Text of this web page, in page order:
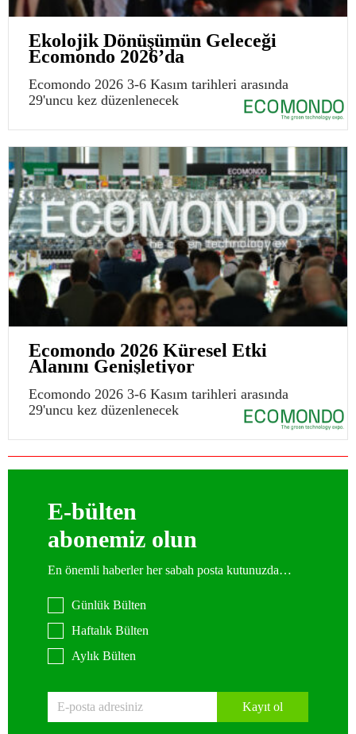
Ekolojik Dönüşümün Geleceği
Ecomondo 2026’da
Ecomondo 2026 3-6 Kasım tarihleri arasında
29'uncu kez düzenlenecek
Ecomondo 2026 Küresel Etki
Alanını Genişletiyor
Ecomondo 2026 3-6 Kasım tarihleri arasında
29'uncu kez düzenlenecek
E-bülten
abonemiz olun
En önemli haberler her sabah posta kutunuzda…
Günlük Bülten
Haftalık Bülten
Aylık Bülten
Kayıt ol